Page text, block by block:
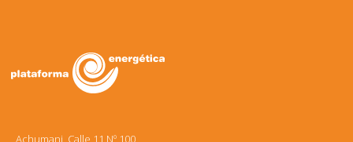
Achumani, Calle 11 Nº 100